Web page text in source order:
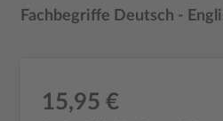
Fachbegriffe Deutsch -
15,95 €